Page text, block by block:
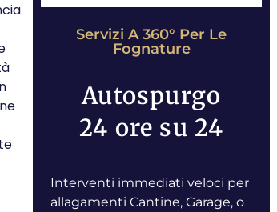
Servizi A 360° Per Le
Fognature
Autospurgo
24 ore su 24
Interventi immediati veloci per
allagamenti Cantine, Garage, o